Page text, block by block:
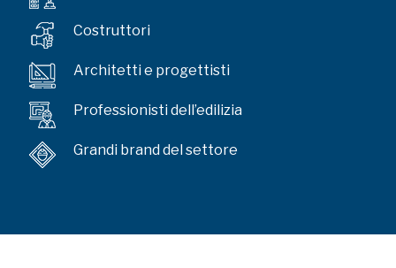
Costruttori
Architetti e progettisti
Professionisti dell’edilizia
Grandi brand del settore